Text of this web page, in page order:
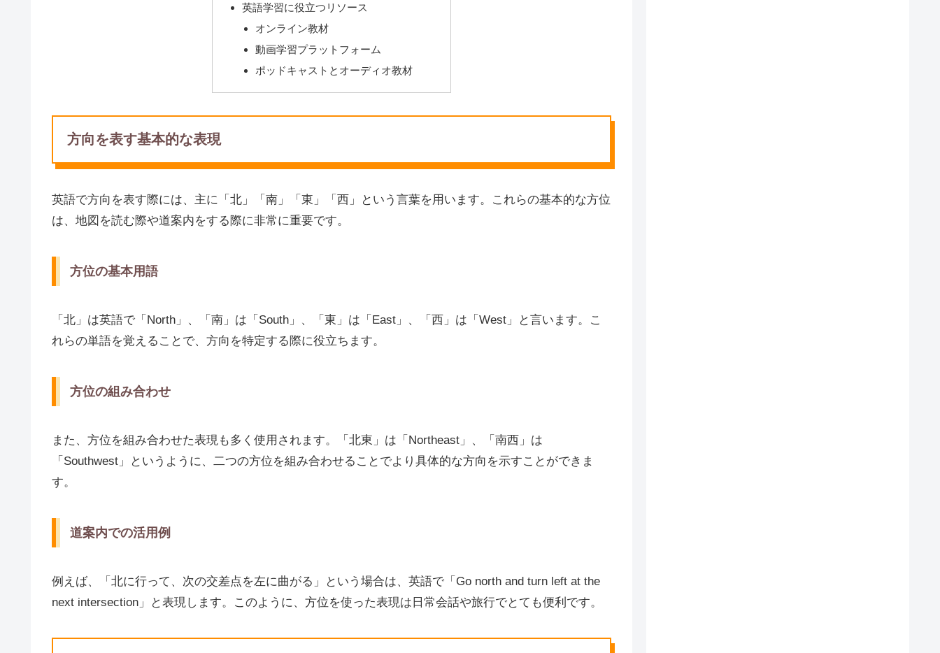
英語学習に役立つリソース
オンライン教材
動画学習プラットフォーム
ポッドキャストとオーディオ教材
方向を表す基本的な表現
英語で方向を表す際には、主に「北」「南」「東」「西」という言葉を用います。これらの基本的な方位
は、地図を読む際や道案内をする際に非常に重要です。
方位の基本用語
「北」は英語で「North」、「南」は「South」、「東」は「East」、「西」は「West」と言います。こ
れらの単語を覚えることで、方向を特定する際に役立ちます。
方位の組み合わせ
また、方位を組み合わせた表現も多く使用されます。「北東」は「Northeast」、「南西」は
「Southwest」というように、二つの方位を組み合わせることでより具体的な方向を示すことができま
す。
道案内での活用例
例えば、「北に行って、次の交差点を左に曲がる」という場合は、英語で「Go north and turn left at the
next intersection」と表現します。このように、方位を使った表現は日常会話や旅行でとても便利です。